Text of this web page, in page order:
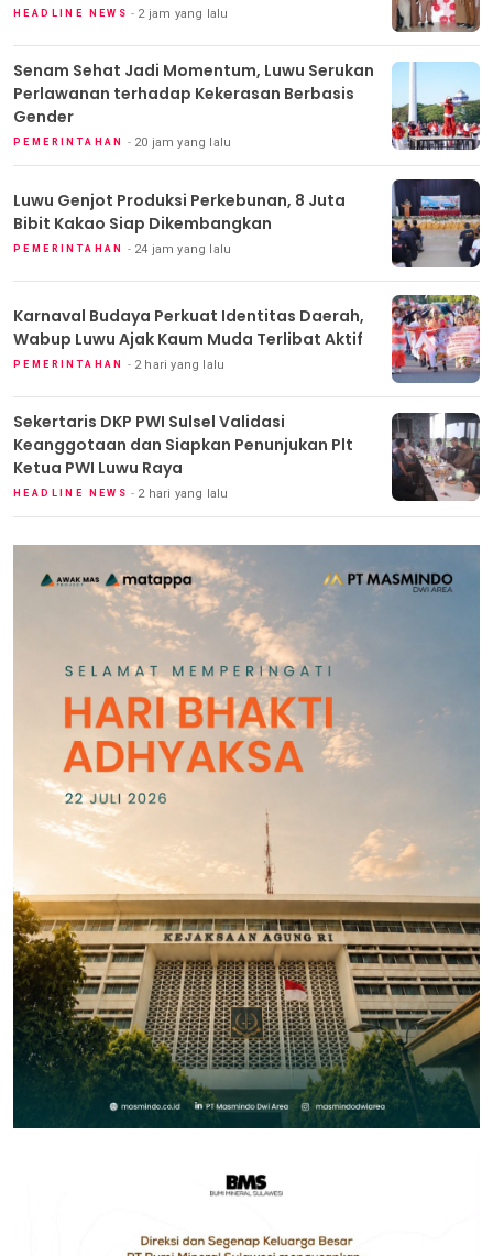
HEADLINE NEWS 2 jam yang lalu
Senam Sehat Jadi Momentum, Luwu Serukan
Perlawanan terhadap Kekerasan Berbasis
Gender
PEMERINTAHAN 20 jam yang lalu
Luwu Genjot Produksi Perkebunan, 8 Juta
Bibit Kakao Siap Dikembangkan
PEMERINTAHAN 24 jam yang lalu
Karnaval Budaya Perkuat Identitas Daerah,
Wabup Luwu Ajak Kaum Muda Terlibat Aktif
PEMERINTAHAN 2 hari yang lalu
Sekertaris DKP PWI Sulsel Validasi
Keanggotaan dan Siapkan Penunjukan Plt
Ketua PWI Luwu Raya
HEADLINE NEWS 2 hari yang lalu